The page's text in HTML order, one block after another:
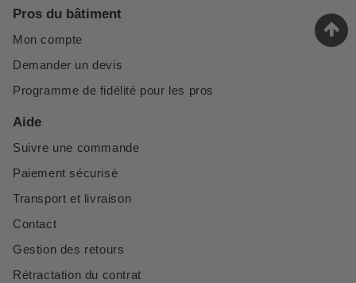
Pros du bâtiment
Mon compte
Demander un devis
Programme de fidélité pour les pros
Aide
Suivre une commande
Paiement sécurisé
Transport et livraison
Contact
Gestion des retours
Rétractation du contrat